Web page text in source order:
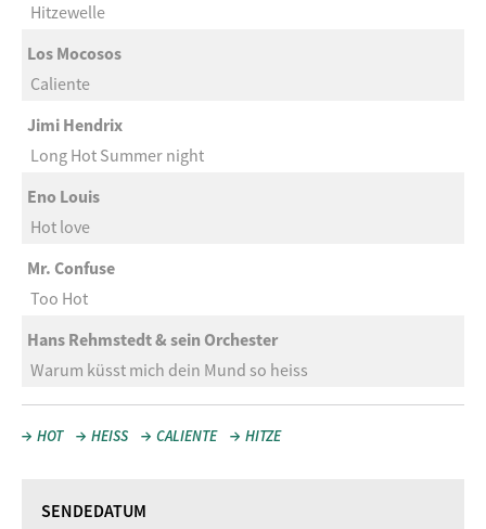
Hitzewelle
Los Mocosos
Caliente
Jimi Hendrix
Long Hot Summer night
Eno Louis
Hot love
Mr. Confuse
Too Hot
Hans Rehmstedt & sein Orchester
Warum küsst mich dein Mund so heiss
HOT HEISS CALIENTE HITZE
SENDEDATUM